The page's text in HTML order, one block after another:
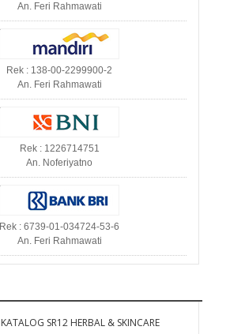
An. Feri Rahmawati
Rek : 138-00-2299900-2
An. Feri Rahmawati
Rek : 1226714751
An. Noferiyatno
Rek : 6739-01-034724-53-6
An. Feri Rahmawati
KATALOG SR12 HERBAL & SKINCARE